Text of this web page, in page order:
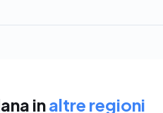
inaltre regioni